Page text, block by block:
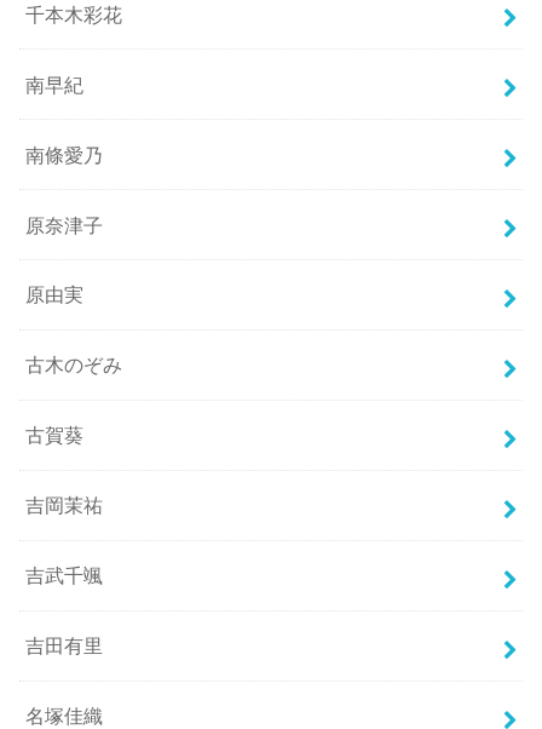
千本木彩花
南早紀
南條愛乃
原奈津子
原由実
古木のぞみ
古賀葵
吉岡茉祐
吉武千颯
吉田有里
名塚佳織